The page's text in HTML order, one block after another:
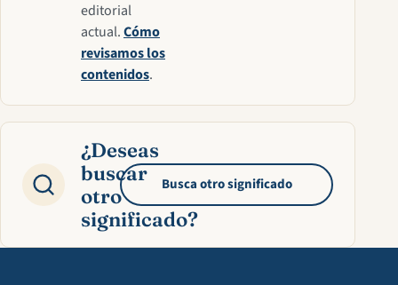
editorial
actual.Cómo
revisamos los
contenidos.
¿Deseas
buscar
otro
significado?
Busca otro significado